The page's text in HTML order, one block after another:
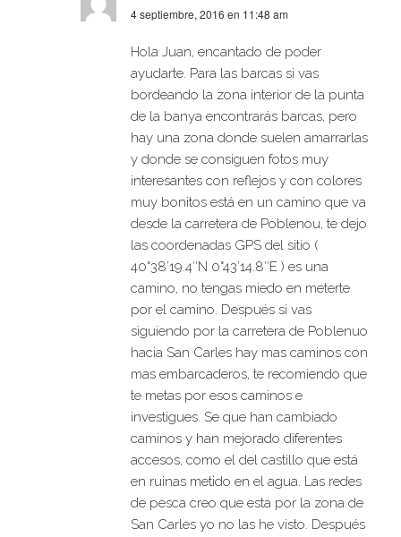
4 septiembre, 2016 en 11:48 am
Hola Juan, encantado de poder
ayudarte. Para las barcas si vas
bordeando la zona interior de la punta
de la banya encontrarás barcas, pero
hay una zona donde suelen amarrarlas
y donde se consiguen fotos muy
interesantes con reflejos y con colores
muy bonitos está en un camino que va
desde la carretera de Poblenou, te dejo
las coordenadas GPS del sitio (
40°38’19.4″N 0°43’14.8″E ) es una
camino, no tengas miedo en meterte
por el camino. Después si vas
siguiendo por la carretera de Poblenuo
hacia San Carles hay mas caminos con
mas embarcaderos, te recomiendo que
te metas por esos caminos e
investigues. Se que han cambiado
caminos y han mejorado diferentes
accesos, como el del castillo que está
en ruinas metido en el agua. Las redes
de pesca creo que esta por la zona de
San Carles yo no las he visto. Después